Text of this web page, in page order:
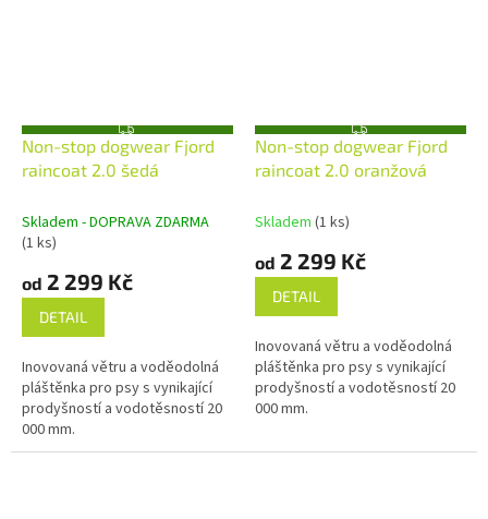
Z
D
R
Non-stop dogwear Fjord
raincoat 2.0 šedá
Skladem - DOPRAVA ZDARMA
(1 ks)
od 2 299 Kč
DETAIL
Inovovaná větru a voděodolná
pláštěnka pro psy s vynikající
prodyšností a vodotěsností 20
000 mm.
Z
D
R
Non-stop dogwear Fjord
raincoat 2.0 oranžová
Skladem (1 ks)
od 2 299 Kč
DETAIL
Inovovaná větru a voděodolná
pláštěnka pro psy s vynikající
prodyšností a vodotěsností 20
000 mm.